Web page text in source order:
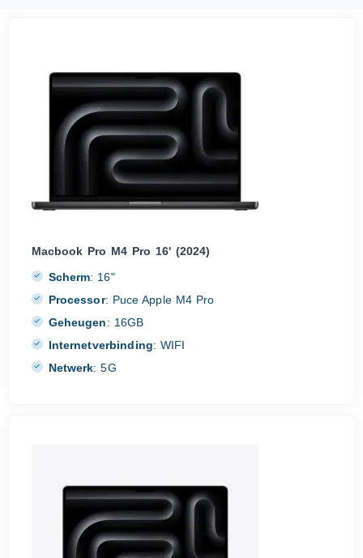
Macbook Pro M4 Pro 16' (2024)
Scherm: 16"
Processor: Puce Apple M4 Pro
Geheugen: 16GB
Internetverbinding: WIFI
Netwerk: 5G